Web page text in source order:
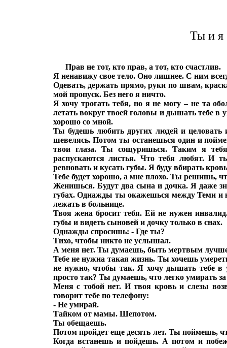
Ты и я
Прав не тот, кто прав, а тот, кто счастлив.
Я ненавижу свое тело. Оно лишнее. С ним
Одевать, держать прямо, руки по швам,
мой пропуск. Без него я ничто.
Я хочу трогать тебя, но я не могу – не та
летать вокруг твоей головы и дышать тебе
хорошо со мной.
Ты будешь любить других людей и целовать
шевелясь. Потом ты останешься один и
твои глаза. Ты сощуришься. Таким я
распускаются листья. Что тебя любят. И
ревновать и кусать губы. Я буду вбирать
Тебе будет хорошо, а мне плохо. Ты решишь,
Женишься. Будут два сына и дочка. Я даже
губах. Однажды ты окажешься между Теми
лежать в больнице.
Твоя жена бросит тебя. Ей не нужен
губы и видеть сыновей и дочку только в снах.
Однажды спросишь: - Где ты?
Тихо, чтобы никто не услышал.
А меня нет. Ты думаешь, быть мертвым
Тебе не нужна такая жизнь. Ты хочешь
не нужно, чтобы так. Я хочу дышать тебе в
просто так? Ты думаешь, что легко умирать за
Меня с тобой нет. И твоя кровь и слезы
говорит тебе по телефону:
- Не умирай.
Тайком от мамы. Шепотом.
Ты обещаешь.
Потом пройдет еще десять лет. Ты поймешь,
Когда встанешь и пойдешь. А потом и